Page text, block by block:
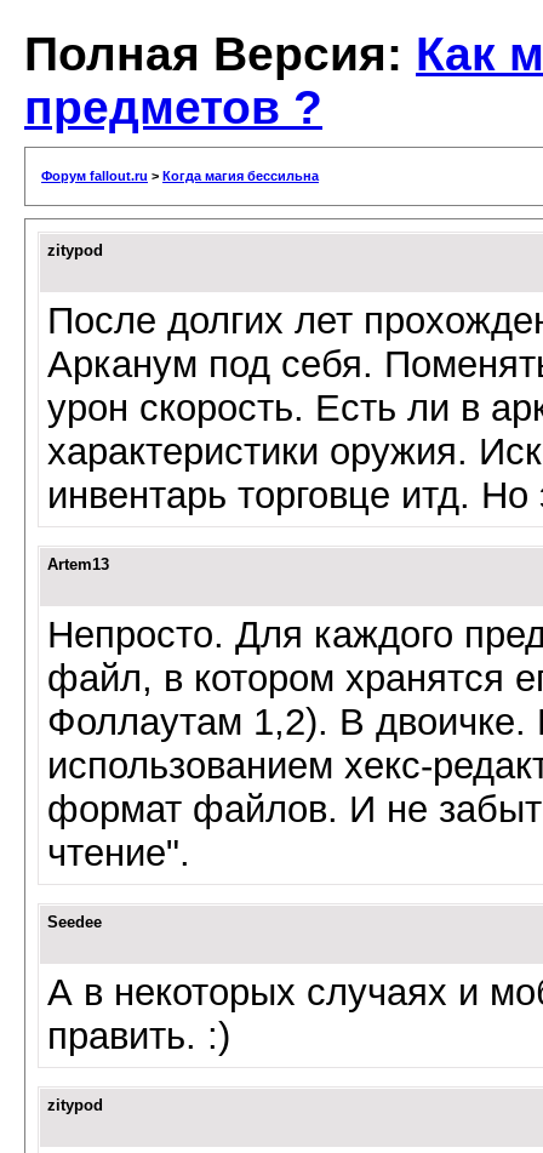
Полная Версия: Как
предметов ?
Форум fallout.ru > Когда магия бессильна
zitypod
После долгих лет
Арканум под себя.
урон скорость. Есть ли в
характеристики оружия.
инвентарь торговце итд. Но
Artem13
Непросто. Для каждого
файл, в котором хранятся
Фоллаутам 1,2). В
использованием хекс-
формат файлов. И не
чтение".
Seedee
А в некоторых случаях и
править. :)
zitypod